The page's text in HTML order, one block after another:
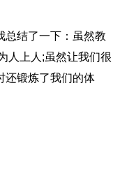
总结了一下：虽然教
人上人;虽然让我们很
还锻炼了我们的体